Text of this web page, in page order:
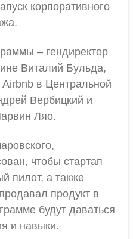
корпоративного
– гендиректор
Виталий Бульда,
в Центральной
Вербицкий и
Ляо.
чтобы стартап
пилот, а также
продукт в
будут даваться
и навыки.